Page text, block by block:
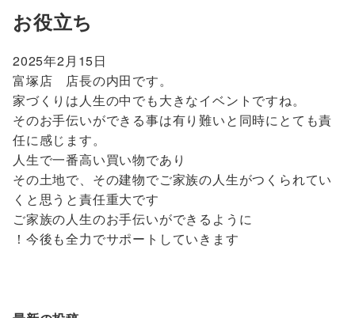
お役立ち
2025年2月15日
富塚店 店長の内田です。
家づくりは人生の中でも大きなイベントですね。
そのお手伝いができる事は有り難いと同時にとても責
任に感じます。
人生で一番高い買い物であり
その土地で、その建物でご家族の人生がつくられてい
くと思うと責任重大です
ご家族の人生のお手伝いができるように
！今後も全力でサポートしていきます